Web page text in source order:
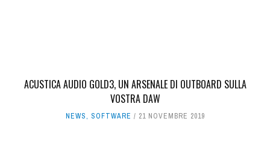
ACUSTICA AUDIO GOLD3, UN ARSENALE DI OUTBOARD SULLA
VOSTRA DAW
NEWS, SOFTWARE 21 NOVEMBRE 2019